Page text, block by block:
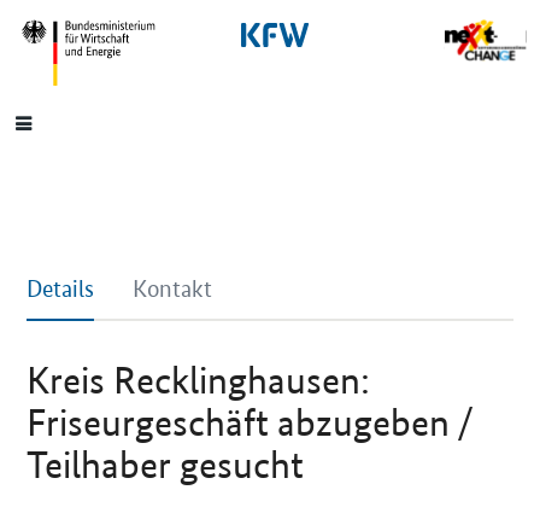
SrOnlyNavigation
Hauptmenü
Details Kontakt
Kreis Recklinghausen:
Friseurgeschäft abzugeben /
Teilhaber gesucht